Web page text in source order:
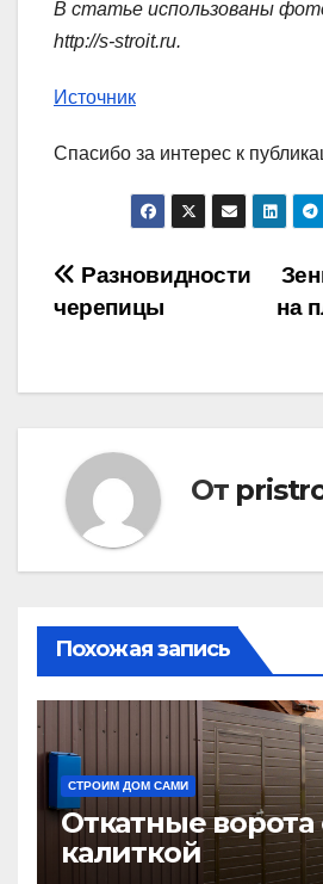
В статье использованы
http://s-stroit.ru.
Источник
Спасибо за интерес к
Навигация
по
записям
на
Разновидности
черепицы
От
Похожая запись
СТРОИМ ДОМ САМИ
Откатные ворота
калиткой